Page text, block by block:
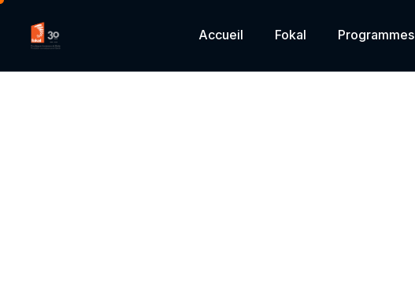
Accueil Fokal Programmes